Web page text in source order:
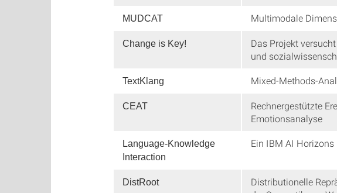
MUDCAT Multimodale
Change is Key!
Das Projekt
und
TextKlang Mixed-Methods-
CEAT
Rechnergestützte
Emotionsanalyse
Language-Knowledge
Interaction
Ein IBM AI
DistRoot
Distributionelle